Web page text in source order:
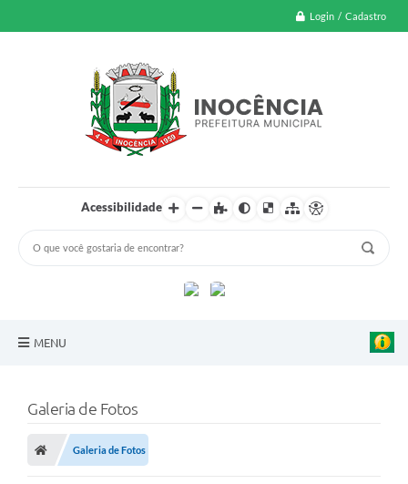
Login / Cadastro
Acessibilidade
MENU
Transparência Pública
Galeria de Fotos
Galeria de Fotos